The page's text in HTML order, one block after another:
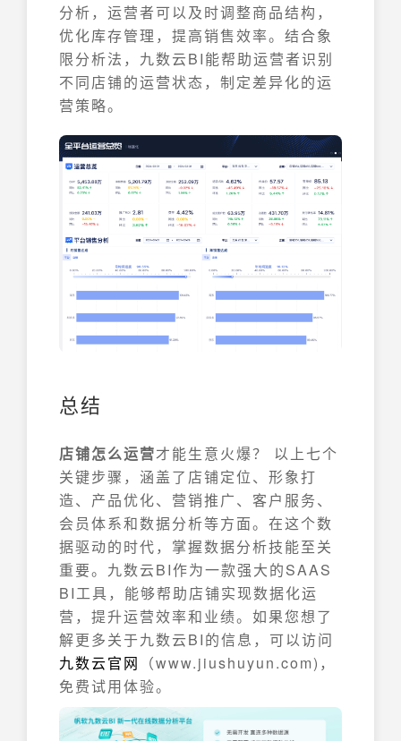
分析，运营者可以及时调整商品结构，
优化库存管理，提高销售效率。结合象
限分析法，九数云BI能帮助运营者识别
不同店铺的运营状态，制定差异化的运
营策略。
总结
店铺怎么运营才能生意火爆？ 以上七个
关键步骤，涵盖了店铺定位、形象打
造、产品优化、营销推广、客户服务、
会员体系和数据分析等方面。在这个数
据驱动的时代，掌握数据分析技能至关
重要。九数云BI作为一款强大的SAAS
BI工具，能够帮助店铺实现数据化运
营，提升运营效率和业绩。如果您想了
解更多关于九数云BI的信息，可以访问
九数云官网
（www.jiushuyun.com)，
免费试用体验。